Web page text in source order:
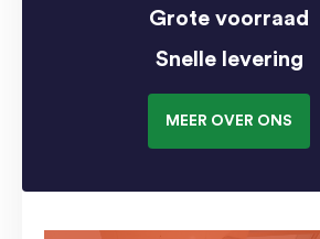
Grote voorraad
Snelle levering
MEER OVER ONS